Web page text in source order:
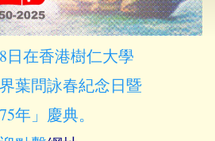
日在香港樹仁大學
葉問詠春紀念日暨
年」慶典。